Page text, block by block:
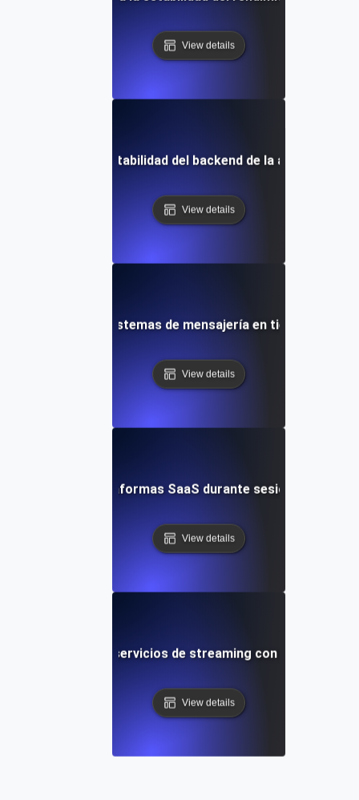
View details
para la estabilidad del backend de la aplicación
View details
resistencia para sistemas de mensajería en tiempo real a
View details
para plataformas SaaS durante sesiones de
View details
resistencia para servicios de streaming con
View details